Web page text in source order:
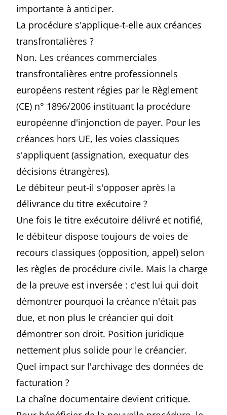
importante à anticiper.
La procédure s'applique-t-elle aux créances
transfrontalières ?
Non. Les créances commerciales
transfrontalières entre professionnels
européens restent régies par le Règlement
(CE) n° 1896/2006 instituant la procédure
européenne d'injonction de payer. Pour les
créances hors UE, les voies classiques
s'appliquent (assignation, exequatur des
décisions étrangères).
Le débiteur peut-il s'opposer après la
délivrance du titre exécutoire ?
Une fois le titre exécutoire délivré et notifié,
le débiteur dispose toujours de voies de
recours classiques (opposition, appel) selon
les règles de procédure civile. Mais la charge
de la preuve est inversée : c'est lui qui doit
démontrer pourquoi la créance n'était pas
due, et non plus le créancier qui doit
démontrer son droit. Position juridique
nettement plus solide pour le créancier.
Quel impact sur l'archivage des données de
facturation ?
La chaîne documentaire devient critique.